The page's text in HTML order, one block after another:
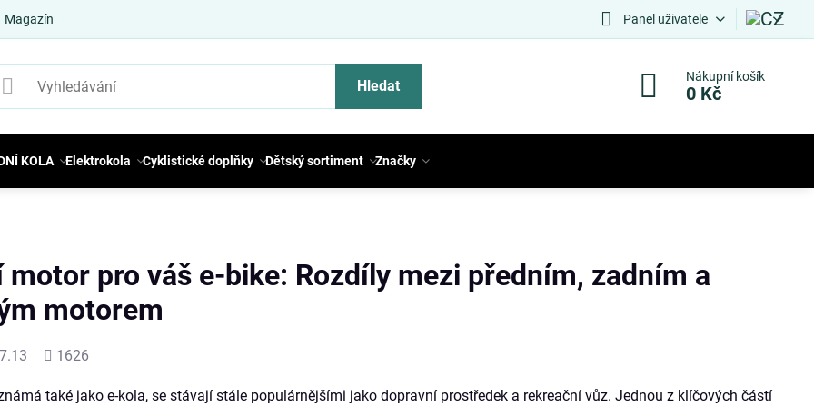
Magazín Panel uživatele
Hledat
Nákupní košík
0 Kč
KOLA Elektrokola Cyklistické doplňky Dětský sortiment Značky
motor pro váš e-bike: Rozdíly mezi předním, zadním a
motorem
Počet
1626
také jako e-kola, se stávají stále populárnějšími jako dopravní prostředek a rekreační vůz. Jednou z klíčových částí